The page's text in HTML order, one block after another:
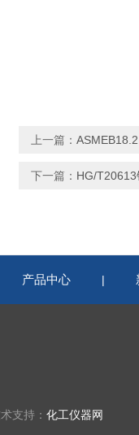
上一篇：
下一篇： HG/
产品中心 |
支持： 化工仪器网